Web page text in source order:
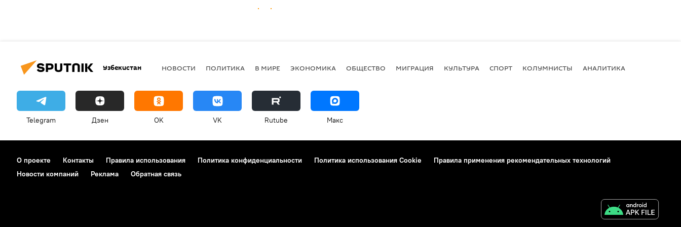
Узбекистан НОВОСТИ ПОЛИТИКА В МИРЕ ЭКОНОМИКА ОБЩЕСТВО МИГРАЦИЯ КУЛЬТУРА СПОРТ КОЛУМНИСТЫ АНАЛИТИКА
Telegram Дзен OK VK Rutube Макс
О проекте Контакты Правила использования Политика конфиденциальности Политика использования Cookie
Правила применения рекомендательных технологий
Новости компаний
Реклама Обратная связь